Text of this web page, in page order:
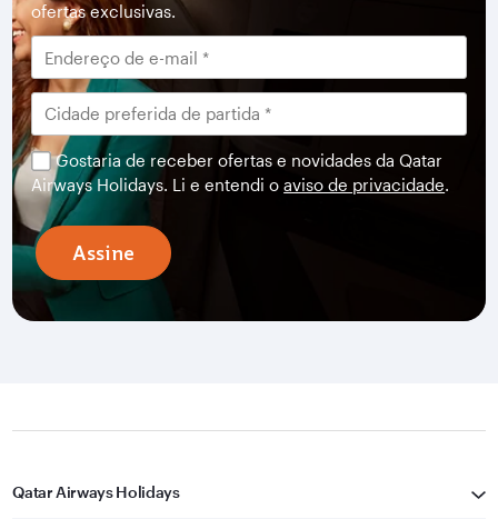
ofertas exclusivas.
Gostaria de receber ofertas e novidades da Qatar
Airways Holidays. Li e entendi oaviso de privacidade.
Assine
Qatar Airways Holidays